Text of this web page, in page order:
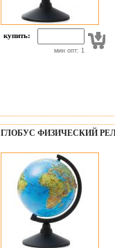
купить:
мин опт: 1
ГЛОБУС ФИЗИЧЕСКИЙ